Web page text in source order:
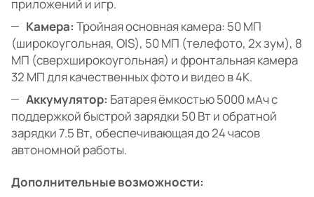
приложений и игр.
Камера: Тройная основная камера: 50 МП
(широкоугольная, OIS), 50 МП (телефото, 2x зум), 8
МП (сверхширокоугольная) и фронтальная камера
32 МП для качественных фото и видео в 4K.
Аккумулятор: Батарея ёмкостью 5000 мАч с
поддержкой быстрой зарядки 50 Вт и обратной
зарядки 7.5 Вт, обеспечивающая до 24 часов
автономной работы.
Дополнительные возможности: